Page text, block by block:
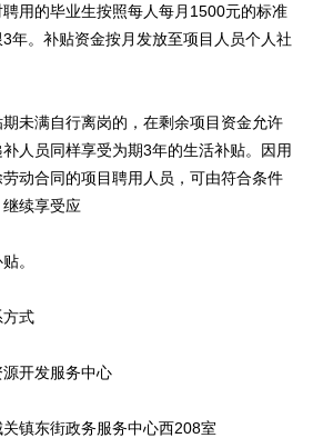
用的毕业生按照每人每月1500元的标准
年。补贴资金按月发放至项目人员个人社
满自行离岗的，在剩余项目资金允许
人员同样享受为期3年的生活补贴。因用
动合同的项目聘用人员，可由符合条件
续享受应
。
式
开发服务中心
东街政务服务中心西208室